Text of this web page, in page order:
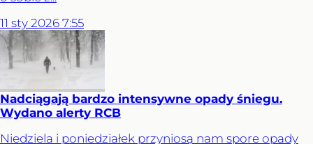
11 sty 2026 7:55
Nadciągają bardzo intensywne opady śniegu.
Wydano alerty RCB
Niedziela i poniedziałek przyniosą nam spore opady